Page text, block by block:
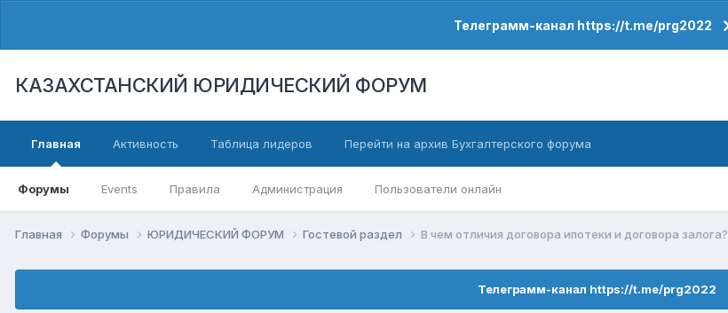
Телеграмм-канал https://t.me/prg2022
КАЗАХСТАНСКИЙ ЮРИДИЧЕСКИЙ ФОРУМ
Главная
Форумы Events Правила Администрация Пользователи онлайн
Активность Таблица лидеров Перейти на архив Бухгалтерского форума
Главная Форумы ЮРИДИЧЕСКИЙ ФОРУМ Гостевой раздел В чем отличия договора ипотеки и договора залога?
Телеграмм-канал https://t.me/prg2022